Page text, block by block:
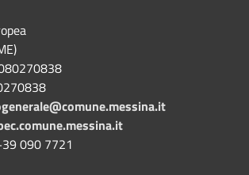
messina.it
090 7721